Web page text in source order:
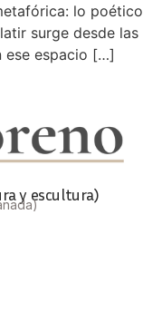
lo poético
surge desde las
ese espacio […]
y escultura)